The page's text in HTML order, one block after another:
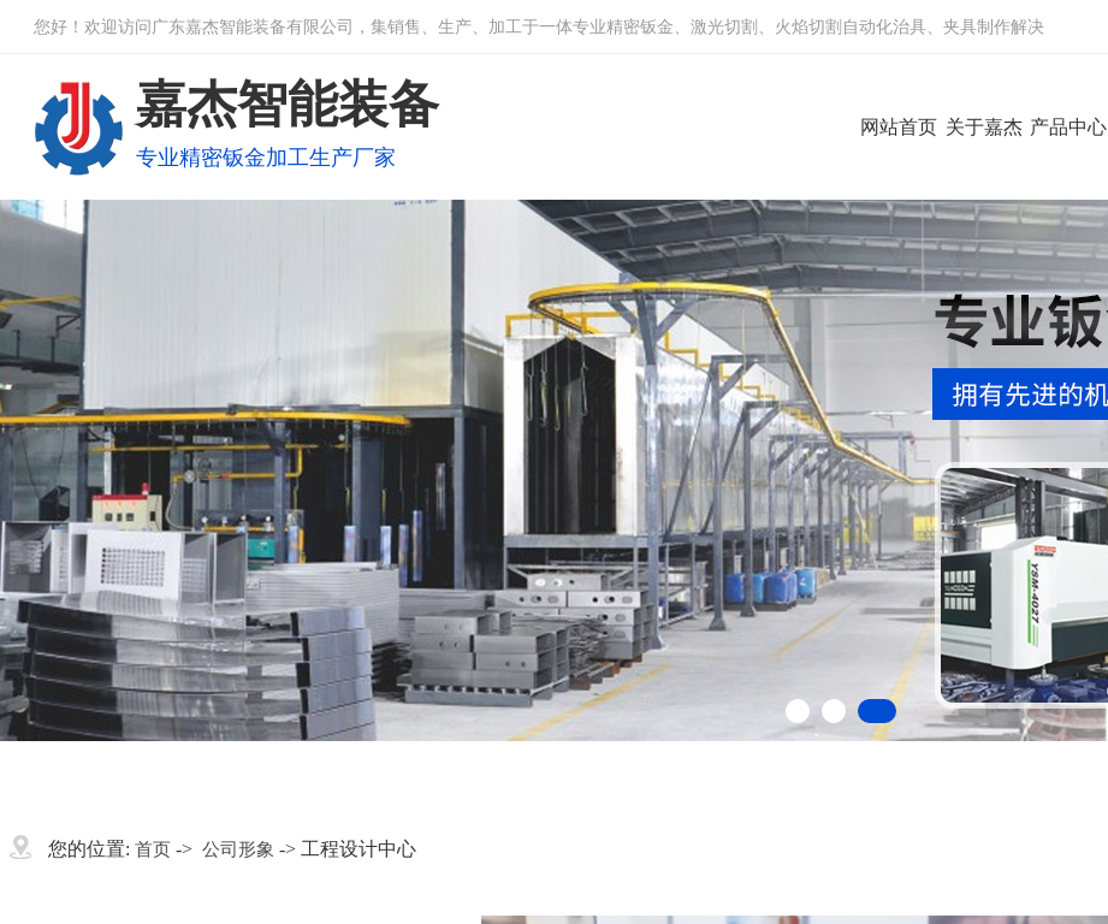
您好！欢迎访问广东嘉杰智能装备有限公司，集销售、生产、加工于一体专业精密钣金、激光切割、火焰切割自动化治具、夹具制作解决
嘉杰智能装备
专业精密钣金加工生产厂家
网站首页 关于嘉杰 产品中心
您的位置: 首页 -> 公司形象 -> 工程设计中心